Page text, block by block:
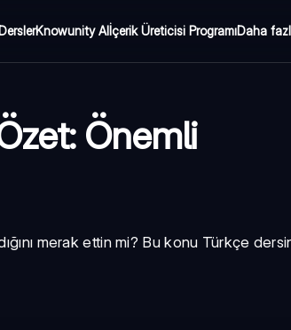
DerslerKnowunity AIİçerik Üreticisi ProgramıDaha
Önemli
merak ettin mi? Bu konu Türkçe